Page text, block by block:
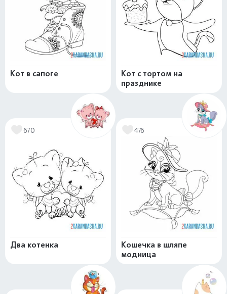
Кот в сапоге
Кот с тортом на
празднике
670
Два котенка
476
Кошечка в шляпе
модница